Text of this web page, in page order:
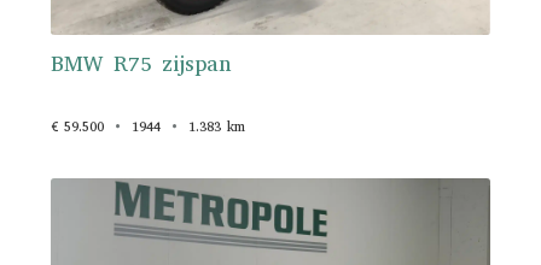
BMW R75 zijspan
€ 59.500 1944 1.383 km